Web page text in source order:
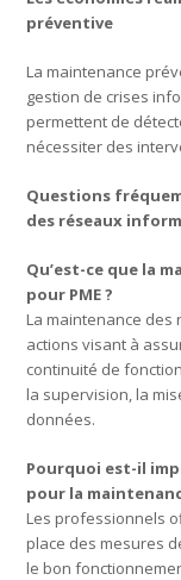
préventive
La maintenance
gestion de crises
permettent de
nécessiter des
Questions
des réseaux
Qu’est-ce que la
pour PME ?
La maintenance des
actions visant à
continuité de
la supervision, la
données.
Pourquoi est-il
pour la
Les professionnels
place des mesures
le bon